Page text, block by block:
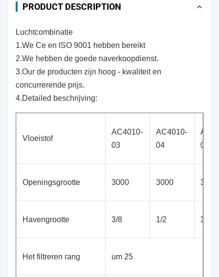
PRODUCT DESCRIPTION
Luchtcombinatie
1.We Ce en ISO 9001 hebben bereikt
2.We hebben de goede naverkoopdienst.
3.Our de producten zijn hoog - kwaliteit en
concurrerende prijs.
4.Detailed beschrijving:
Vloeistof
AC4010-
03
AC4010-
04
06
Openingsgrootte 3000 3000 3000
Havengrootte 3/8 1/2 3/4
Het filtreren rang um 25